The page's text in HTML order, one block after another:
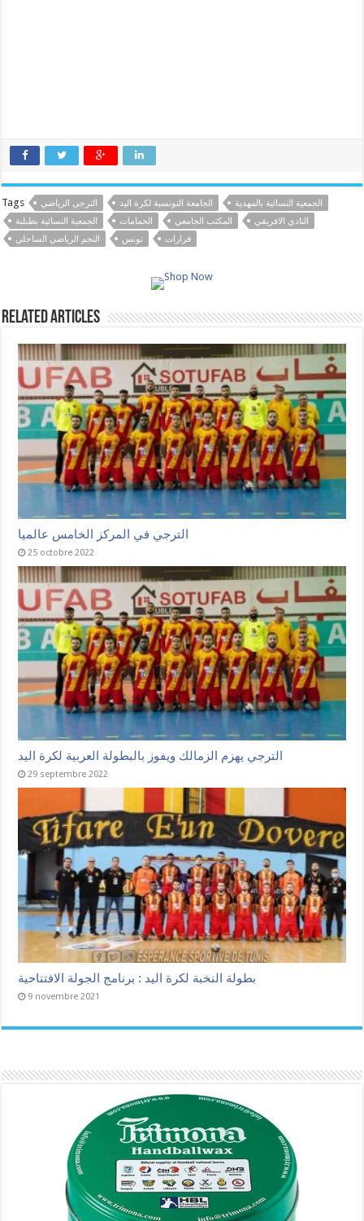
Tags الترجي الرياضي الجامعة التونسية لكرة اليد
الجمعية النسائية بالمهدية
الجمعية النسائية بطبلبة
الحمامات المكتب الجامعي
النادي الافريقي
النجم الرياضي الساحلي
تونس قرارات
Related Articles
الترجي في المركز الخامس عالميا
25 octobre 2022
الترجي يهزم الزمالك ويفوز بالبطولة العربية لكرة اليد
29 septembre 2022
بطولة النخبة لكرة اليد : برنامج الجولة الافتتاحية
9 novembre 2021